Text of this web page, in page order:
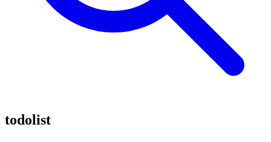
todolist